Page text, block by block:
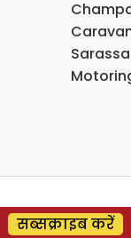
सब्सक्राइब करें